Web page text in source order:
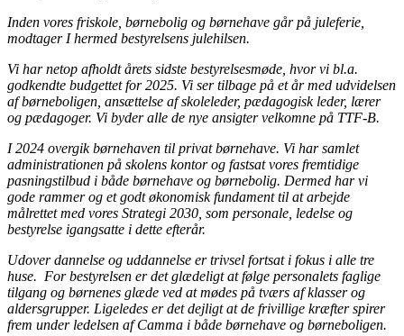
Inden vores friskole, børnebolig og børnehave går på juleferie,
modtager I hermed bestyrelsens julehilsen.
Vi har netop afholdt årets sidste bestyrelsesmøde, hvor vi bl.a.
godkendte budgettet for 2025. Vi ser tilbage på et år med udvidelsen
af børneboligen, ansættelse af skoleleder, pædagogisk leder, lærer
og pædagoger. Vi byder alle de nye ansigter velkomne på TTF-B.
I 2024 overgik børnehaven til privat børnehave. Vi har samlet
administrationen på skolens kontor og fastsat vores fremtidige
pasningstilbud i både børnehave og børnebolig. Dermed har vi
gode rammer og et godt økonomisk fundament til at arbejde
målrettet med vores Strategi 2030, som personale, ledelse og
bestyrelse igangsatte i dette efterår.
Udover dannelse og uddannelse er trivsel fortsat i fokus i alle tre
huse. For bestyrelsen er det glædeligt at følge personalets faglige
tilgang og børnenes glæde ved at mødes på tværs af klasser og
aldersgrupper. Ligeledes er det dejligt at de frivillige kræfter spirer
frem under ledelsen af Camma i både børnehave og børneboligen.